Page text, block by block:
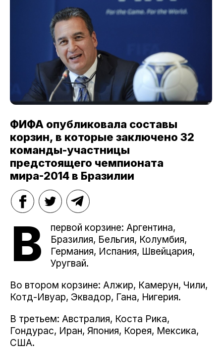
ФИФА опубликовала составы
корзин, в которые заключено 32
команды-участницы
предстоящего чемпионата
мира-2014 в Бразилии
В
первой корзине: Аргентина,
Бразилия, Бельгия, Колумбия,
Германия, Испания, Швейцария,
Уругвай.
Во втором корзине: Алжир, Камерун, Чили,
Котд-Ивуар, Эквадор, Гана, Нигерия.
В третьем: Австралия, Коста Рика,
Гондурас, Иран, Япония, Корея, Мексика,
США.